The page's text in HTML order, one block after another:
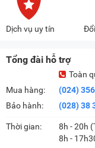
Dịch vụ uy tín
Tổng đài hỗ trợ
Mua hàng:
Bảo hành:
Toàn
(024)
(028) 38
Thời gian:
8h - 20h
8h -